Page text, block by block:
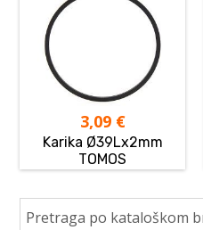
3,09 €
Karika Ø39Lx2mm
TOMOS